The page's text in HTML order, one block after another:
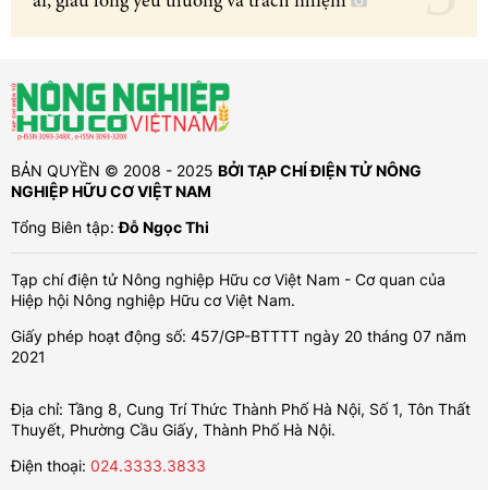
BẢN QUYỀN © 2008 - 2025 BỞI TẠP CHÍ ĐIỆN TỬ NÔNG
NGHIỆP HỮU CƠ VIỆT NAM
Tổng Biên tập:Đỗ Ngọc Thi
Tạp chí điện tử Nông nghiệp Hữu cơ Việt Nam - Cơ quan của
Hiệp hội Nông nghiệp Hữu cơ Việt Nam.
Giấy phép hoạt động số: 457/GP-BTTTT ngày 20 tháng 07 năm
2021
Địa chỉ: Tầng 8, Cung Trí Thức Thành Phố Hà Nội, Số 1, Tôn Thất
Thuyết, Phường Cầu Giấy, Thành Phố Hà Nội.
Điện thoại: 024.3333.3833